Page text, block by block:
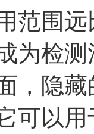
范围
为检
，隐
可以